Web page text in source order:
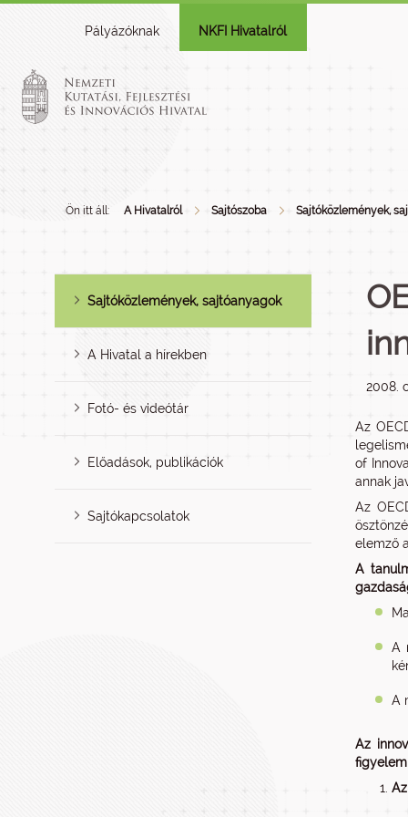
Pályázóknak NKFI Hivatalról
Ön itt áll: A Hivatalról Sajtószoba Sajtóközlemények,
Sajtóközlemények, sajtóanyagok
A Hivatal a hírekben
Fotó- és videótár
Előadások, publikációk
Sajtókapcsolatok
2008.
Az
of
annak
Az
elemző
A
A
A
Az